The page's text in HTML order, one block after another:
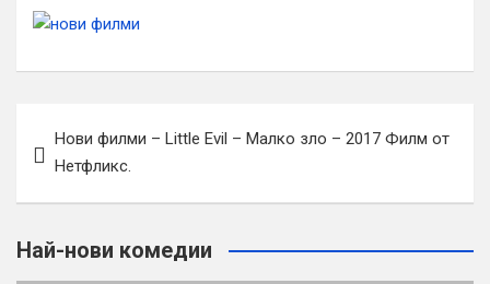
Нови филми – Little Evil – Малко зло – 2017 Филм от
Нетфликс.
Най-нови комедии